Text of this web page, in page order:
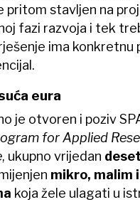
pritom stavljen na
fazi razvoja i tek
ima konkretnu
eura
je otvoren i poziv
for Applied
, ukupno vrijedan
mikro, malim
koja žele ulagati u